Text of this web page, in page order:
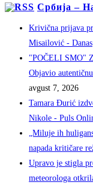
Србија –
Krivična prijava
Misailović - Danas
"POČELI SMO"
Objavio
avgust 7, 2026
Tamara Đurić
Nikole - Puls
„Miluje ih
napada kritičare
Upravo je stigla
meteorologa